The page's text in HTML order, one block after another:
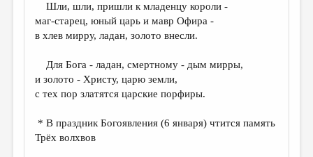
ОТ РЕДАКЦИИ
МАЛАЯ ПРОЗА
ЭССЕИСТИКА
ЛИТЕРАТУРОВЕДЕНИЕ
ПУБЛИЦИСТИКА
Шли, шли, пришли к младенцу короли -
маг-старец, юный царь и мавр Офира -
в хлев мирру, ладан, золото внесли.
Для Бога - ладан, смертному - дым мирры,
и золото - Христу, царю земли,
с тех пор златятся царские порфиры.
* В праздник Богоявления (6 января) чтится память
Трёх волхвов